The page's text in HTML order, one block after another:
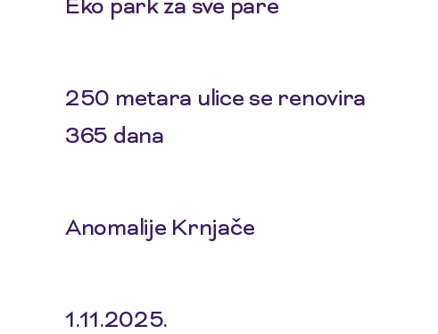
Eko park za sve pare
250 metara ulice se renovira
365 dana
Anomalije Krnjače
1.11.2025.